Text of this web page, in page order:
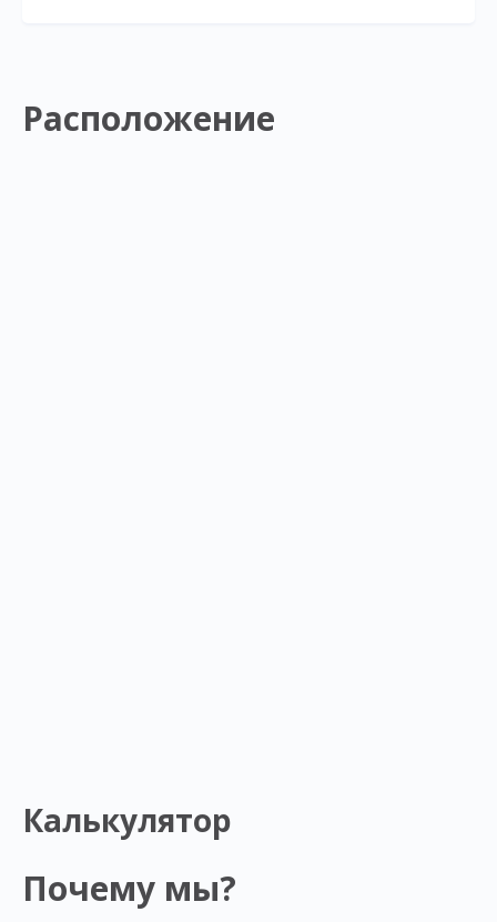
Расположение
Калькулятор
Почему мы?